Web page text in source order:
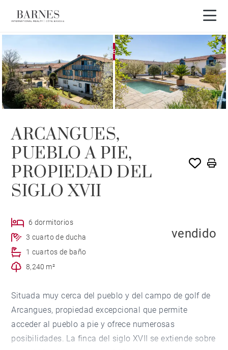
EXCLUSIVIDAD VENDIDO POR BARNES
ARCANGUES,
PUEBLO A PIE,
PROPIEDAD DEL
SIGLO XVII
6 dormitorios
3 cuarto de ducha
1 cuartos de baño
8,240 m²
vendido
Situada muy cerca del pueblo y del campo de golf de
Arcangues, propiedad excepcional que permite
acceder al pueblo a pie y ofrece numerosas
posibilidades. La finca del siglo XVII se extiende sobre